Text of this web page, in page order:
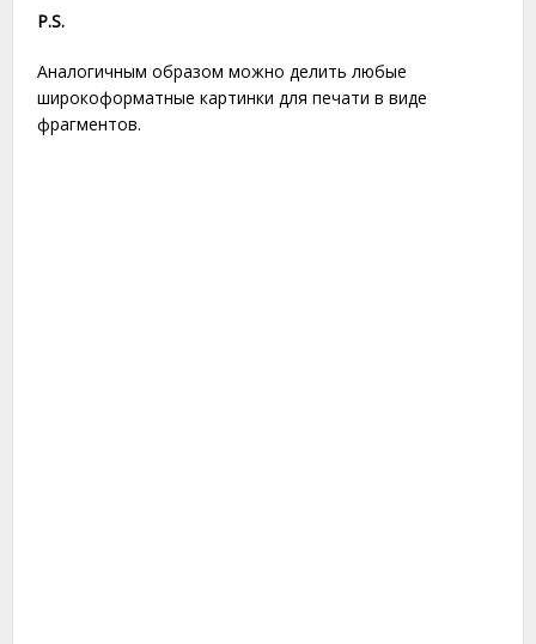
P.S.
Аналогичным образом можно делить любые
широкоформатные картинки для печати в виде
фрагментов.